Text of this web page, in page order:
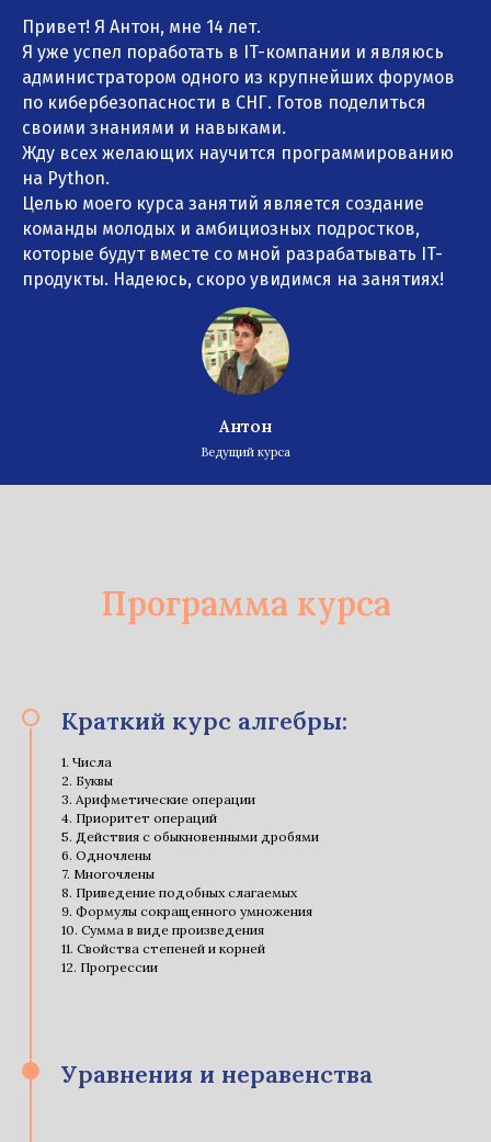
Привет! Я Антон, мне 14 лет.
Я уже успел поработать в IT-компании и являюсь
администратором одного из крупнейших форумов
по кибербезопасности в СНГ. Готов поделиться
своими знаниями и навыками.
Жду всех желающих научится программированию
на Python.
Целью моего курса занятий является создание
команды молодых и амбициозных подростков,
которые будут вместе со мной разрабатывать IT-
продукты. Надеюсь, скоро увидимся на занятиях!
Антон
Ведущий курса
Программа курса
Краткий курс алгебры:
1. Числа
2. Буквы
3. Арифметические операции
4. Приоритет операций
5. Действия с обыкновенными дробями
6. Одночлены
7. Многочлены
8. Приведение подобных слагаемых
9. Формулы сокращенного умножения
10. Сумма в виде произведения
11. Свойства степеней и корней
12. Прогрессии
Уравнения и неравенства